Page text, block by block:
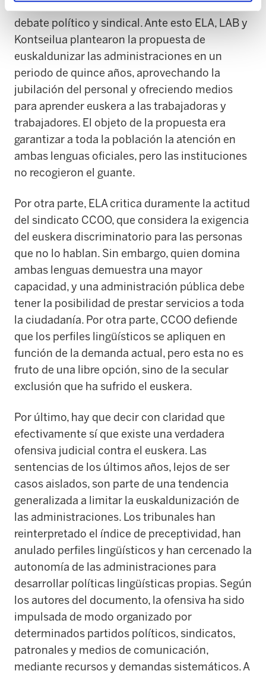
euskera se han colocado en el centro del
debate político y sindical. Ante esto ELA, LAB y
Kontseilua plantearon la propuesta de
euskaldunizar las administraciones en un
periodo de quince años, aprovechando la
jubilación del personal y ofreciendo medios
para aprender euskera a las trabajadoras y
trabajadores. El objeto de la propuesta era
garantizar a toda la población la atención en
ambas lenguas oficiales, pero las instituciones
no recogieron el guante.
Por otra parte, ELA critica duramente la actitud
del sindicato CCOO, que considera la exigencia
del euskera discriminatorio para las personas
que no lo hablan. Sin embargo, quien domina
ambas lenguas demuestra una mayor
capacidad, y una administración pública debe
tener la posibilidad de prestar servicios a toda
la ciudadanía. Por otra parte, CCOO defiende
que los perfiles lingüísticos se apliquen en
función de la demanda actual, pero esta no es
fruto de una libre opción, sino de la secular
exclusión que ha sufrido el euskera.
Por último, hay que decir con claridad que
efectivamente sí que existe una verdadera
ofensiva judicial contra el euskera. Las
sentencias de los últimos años, lejos de ser
casos aislados, son parte de una tendencia
generalizada a limitar la euskaldunización de
las administraciones. Los tribunales han
reinterpretado el índice de preceptividad, han
anulado perfiles lingüísticos y han cercenado la
autonomía de las administraciones para
desarrollar políticas lingüísticas propias. Según
los autores del documento, la ofensiva ha sido
impulsada de modo organizado por
determinados partidos políticos, sindicatos,
patronales y medios de comunicación,
mediante recursos y demandas sistemáticos. A